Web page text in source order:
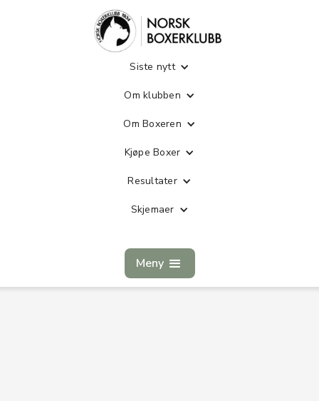
Siste nytt
Om klubben
Om Boxeren
Kjøpe Boxer
Resultater
Skjemaer
Meny